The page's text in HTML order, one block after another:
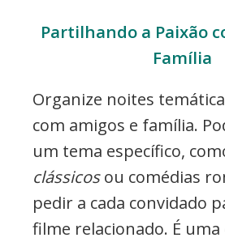
Partilhando a Paixão
Família
Organize noites
com amigos e família.
um tema específico,
clássicosou comédias
pedir a cada convidado
filme relacionado. É uma